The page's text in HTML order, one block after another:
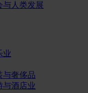
与人类发展
业
与奢侈品
与酒店业